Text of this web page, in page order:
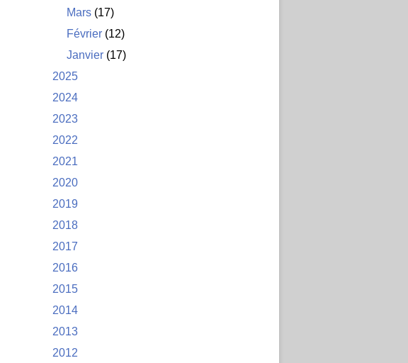
Mars (17)
Février (12)
Janvier (17)
2025
2024
2023
2022
2021
2020
2019
2018
2017
2016
2015
2014
2013
2012